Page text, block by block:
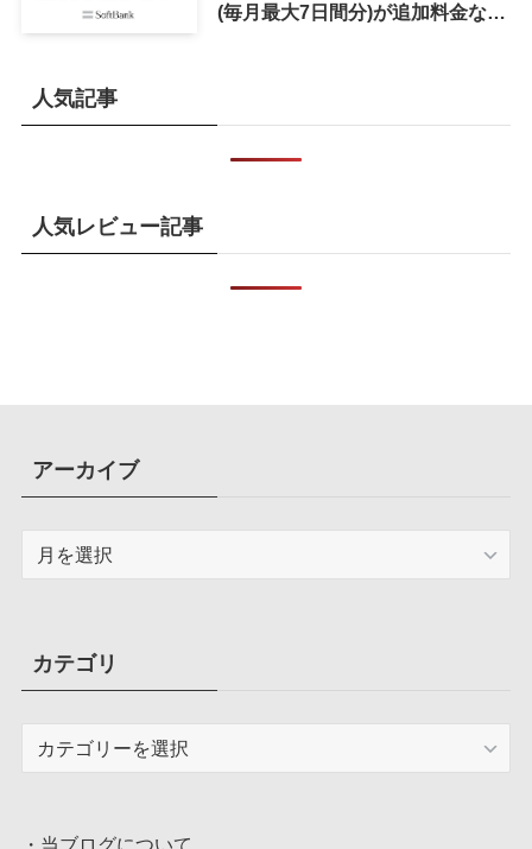
(毎月最大7日間分)が追加料金なし
人気記事
人気レビュー記事
アーカイブ
ブカテゴリ
・ 当ブログについて